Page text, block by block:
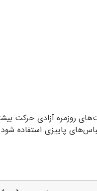
روزمره آزادی حرکت
پاییزی استفاده